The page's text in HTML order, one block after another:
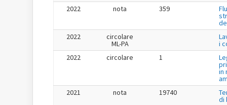
2022
nota 359
2022
circolare
ML-PA
i
2022
circolare 1
in
2021
nota 19740
di